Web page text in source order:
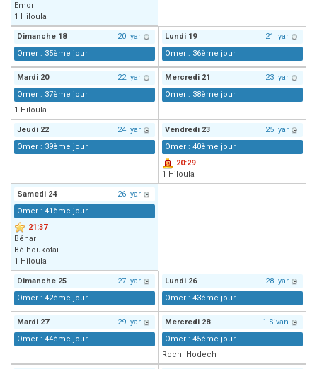
Emor
1 Hiloula
Dimanche 18
20 Iyar
Omer : 35ème jour
Lundi 19
21 Iyar
Omer : 36ème jour
Mardi 20
22 Iyar
Omer : 37ème jour
1 Hiloula
Mercredi 21
23 Iyar
Omer : 38ème jour
Jeudi 22
24 Iyar
Omer : 39ème jour
Vendredi 23
25 Iyar
Omer : 40ème jour
20:29
1 Hiloula
Samedi 24
26 Iyar
Omer : 41ème jour
21:37
Béhar
Bé'houkotaï
1 Hiloula
Dimanche 25
27 Iyar
Omer : 42ème jour
Lundi 26
28 Iyar
Omer : 43ème jour
Mardi 27
29 Iyar
Omer : 44ème jour
Mercredi 28
1 Sivan
Omer : 45ème jour
Roch 'Hodech